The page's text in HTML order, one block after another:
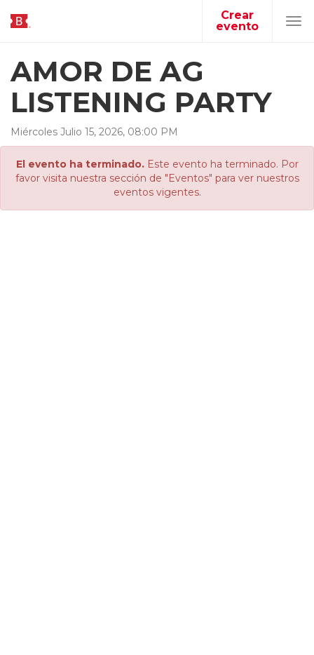
Crear
evento
AMOR DE AG
LISTENING PARTY
Miércoles Julio 15, 2026, 08:00 PM
El evento ha terminado.Este evento ha terminado. Por
favor visita nuestra sección de "Eventos" para ver nuestros
eventos vigentes.